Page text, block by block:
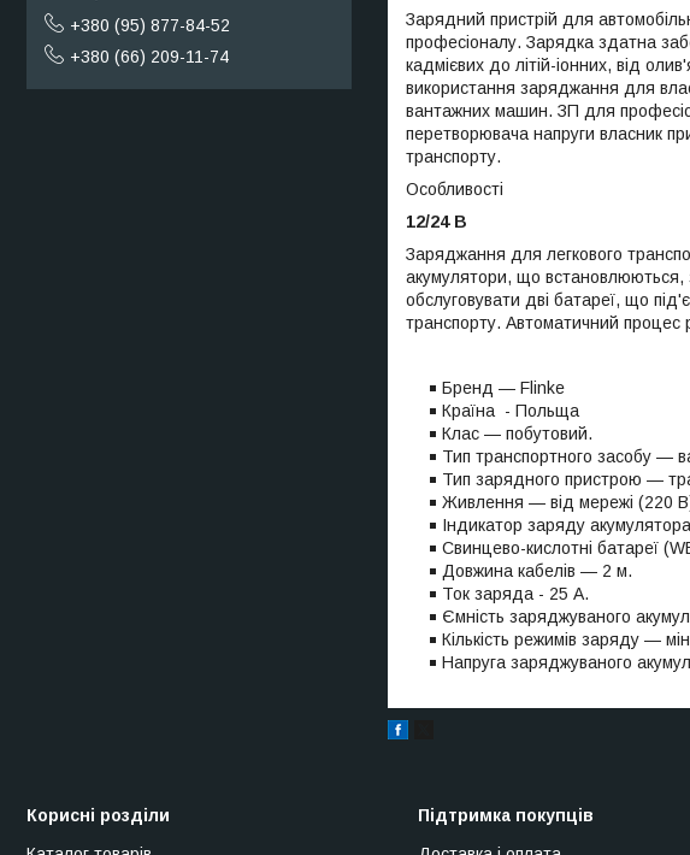
Зарядний пристрій для
професіоналу. Зарядка здатна
кадмієвих до літій-іонних, від
використання заряджання для
вантажних машин. ЗП для
перетворювача напруги власник
транспорту.
Особливості
12/24 В
Заряджання для легкового
акумулятори, що
обслуговувати дві батареї, що
транспорту. Автоматичний процес
Бренд — Flinke
Країна - Польща
Клас — побутовий.
Тип транспортного засобу —
Тип зарядного пристрою —
Живлення — від мережі (220
Індикатор заряду
Свинцево-кислотні батареї
Довжина кабелів — 2 м.
Ток заряда - 25 А.
Ємність заряджуваного
Кількість режимів заряду —
Напруга заряджуваного
+380 (95) 877-84-52
+380 (66) 209-11-74
Корисні розділи
Підтримка покупців